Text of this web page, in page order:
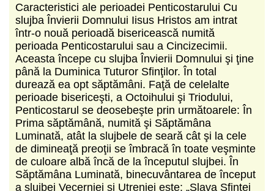
Caracteristici ale perioadei Penticostarului Cu
slujba Învierii Domnului Iisus Hristos am intrat
într-o nouă perioadă bisericească numită
perioada Penticostarului sau a Cincizecimii.
Aceasta începe cu slujba Învierii Domnului şi ţine
până la Duminica Tuturor Sfinţilor. În total
durează ea opt săptămâni. Faţă de celelalte
perioade bisericeşti, a Octoihului şi Triodului,
Penticostarul se deosebeşte prin următoarele: În
Prima săptămână, numită şi Săptămâna
Luminată, atât la slujbele de seară cât şi la cele
de dimineaţă preoţii se îmbracă în toate veşminte
de culoare albă încă de la începutul slujbei. În
Săptămâna Luminată, binecuvântarea de început
a slujbei Vecerniei şi Utreniei este: „Slava Sfintei